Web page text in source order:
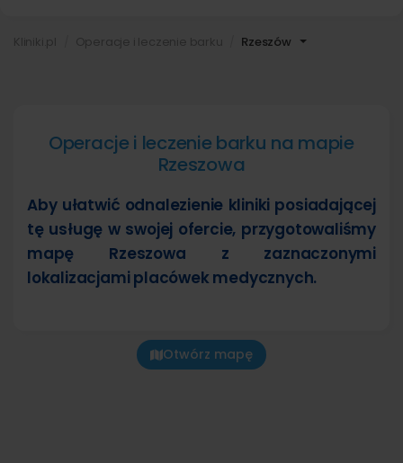
Rzeszów
Operacje i leczenie barku na mapie
Rzeszowa
Aby ułatwić odnalezienie kliniki posiadającej
tę usługę w swojej ofercie, przygotowaliśmy
mapę Rzeszowa z zaznaczonymi
lokalizacjami placówek medycznych.
Otwórz mapę